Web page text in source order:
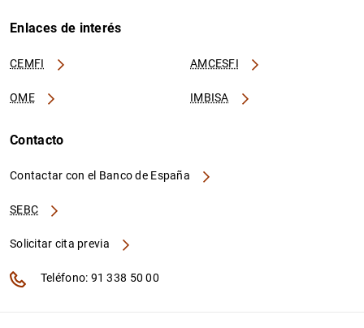
Enlaces de interés
CEMFI AMCESFI
OME IMBISA
Contacto
Contactar con el Banco de España
SEBC
Solicitar cita previa
Teléfono: 91 338 50 00